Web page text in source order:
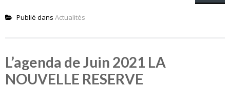
Publié dans Actualités
L’agenda de Juin 2021 LA
NOUVELLE RESERVE